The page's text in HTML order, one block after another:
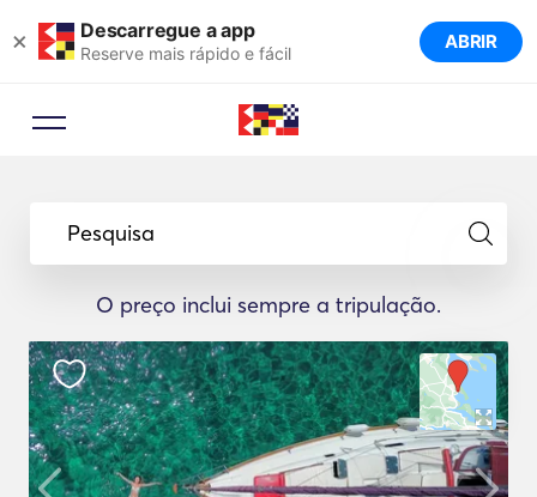
× Descarregue a app
Reserve mais rápido e fácil ABRIR
Pesquisa
O preço inclui sempre a tripulação.